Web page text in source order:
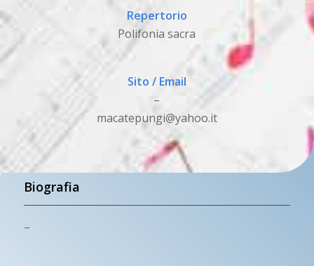
Repertorio
Polifonia sacra
Sito / Email
–
macatepungi@yahoo.it
Biografia
–